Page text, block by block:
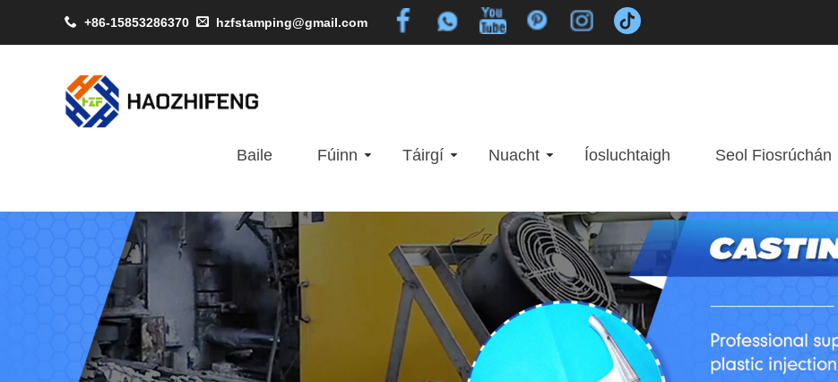
+86-15853286370 hzfstamping@gmail.com
Baile Fúinn Táirgí Nuacht Íosluchtaigh Seol Fiosrúchán